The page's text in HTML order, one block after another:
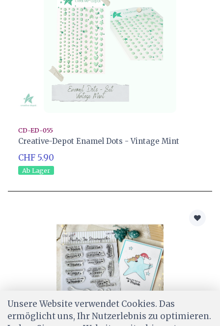
CD-ED-055
Creative-Depot Enamel Dots - Vintage Mint
CHF 5.90
Ab Lager
Unsere Website verwendet Cookies. Das
ermöglicht uns, Ihr Nutzerlebnis zu optimieren.